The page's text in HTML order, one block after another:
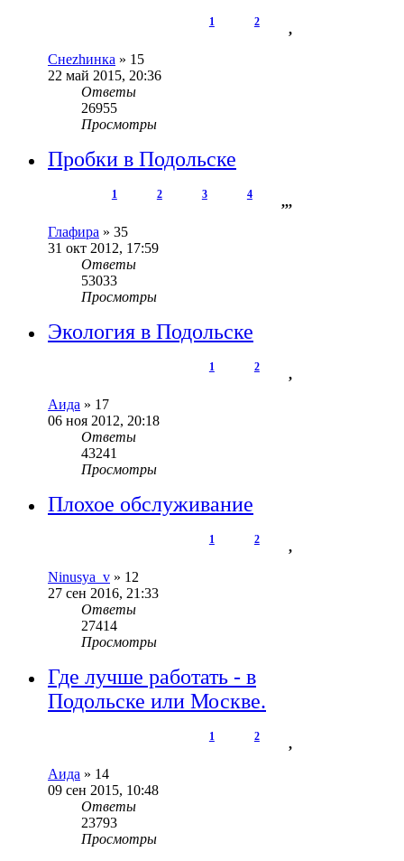
1 ,
2
Снеzhинка »
22 май 2015, 20:36
15
Ответы
26955
Просмотры
Пробки в Подольске
1 ,
2 ,
3 ,
4
Глафира »
31 окт 2012, 17:59
35
Ответы
53033
Просмотры
Экология в Подольске
1 ,
2
Аида »
06 ноя 2012, 20:18
17
Ответы
43241
Просмотры
Плохое обслуживание
1 ,
2
Ninusya_v »
27 сен 2016, 21:33
12
Ответы
27414
Просмотры
Где лучше работать - в
Подольске или Москве.
1 ,
2
Аида »
09 сен 2015, 10:48
14
Ответы
23793
Просмотры